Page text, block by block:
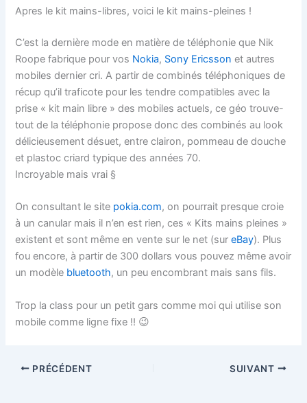
Apres le kit mains-libres, voici le kit mains-pleines !
C’est la dernière mode en matière de téléphonie que Nik
Roope fabrique pour vos Nokia, Sony Ericsson et autres
mobiles dernier cri. A partir de combinés téléphoniques de
récup qu’il traficote pour les tendre compatibles avec la
prise « kit main libre » des mobiles actuels, ce géo trouve-
tout de la téléphonie propose donc des combinés au look
délicieusement désuet, entre clairon, pommeau de douche
et plastoc criard typique des années 70.
Incroyable mais vrai §
On consultant le site pokia.com, on pourrait presque croie
à un canular mais il n’en est rien, ces « Kits mains pleines »
existent et sont même en vente sur le net (sureBay). Plus
fou encore, à partir de 300 dollars vous pouvez même avoir
un modèle bluetooth, un peu encombrant mais sans fils.
Trop la class pour un petit gars comme moi qui utilise son
mobile comme ligne fixe !! 😉
PRÉCÉDENT SUIVANT